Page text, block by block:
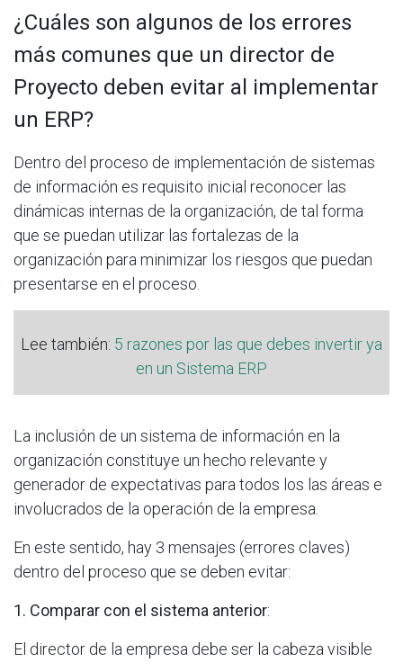
¿Cuáles son algunos de los errores
más comunes que un director de
Proyecto deben evitar al implementar
un ERP?
Dentro del proceso de implementación de sistemas
de información es requisito inicial reconocer las
dinámicas internas de la organización, de tal forma
que se puedan utilizar las fortalezas de la
organización para minimizar los riesgos que puedan
presentarse en el proceso.
Lee también: 5 razones por las que debes invertir ya
en un Sistema ERP
La inclusión de un sistema de información en la
organización constituye un hecho relevante y
generador de expectativas para todos los las áreas e
involucrados de la operación de la empresa.
En este sentido, hay 3 mensajes (errores claves)
dentro del proceso que se deben evitar:
1. Comparar con el sistema anterior:
El director de la empresa debe ser la cabeza visible